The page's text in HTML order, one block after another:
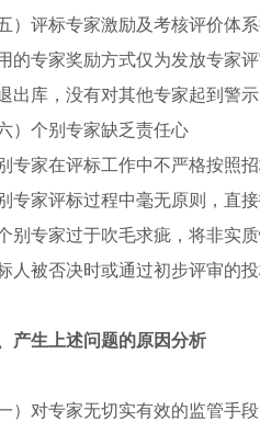
五）评标专家激励及考核评价体
的专家奖励方式仅为发放专家
出库，没有对其他专家起到警示
六）个别专家缺乏责任心
专家在评标工作中不严格按照
专家评标过程中毫无原则，直
别专家过于吹毛求疵，将非实
人被否决时或通过初步评审的
产生上述问题的原因分析
一）对专家无切实有效的监管手段